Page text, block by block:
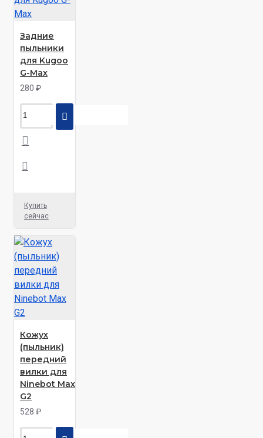
Задние
пыльники
для Kugoo
G-Max
280 ₽
Купить
сейчас
Кожух
(пыльник)
передний
вилки для
Ninebot Max
G2
528 ₽